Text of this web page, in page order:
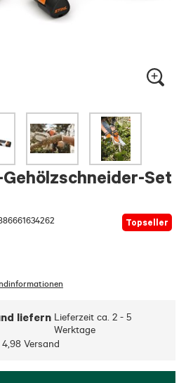
Set
Topseller
liefern Lieferzeit ca. 2 - 5
Werktage
Versand